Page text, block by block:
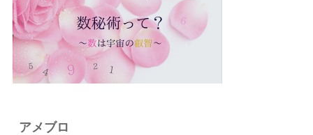
アメブロ